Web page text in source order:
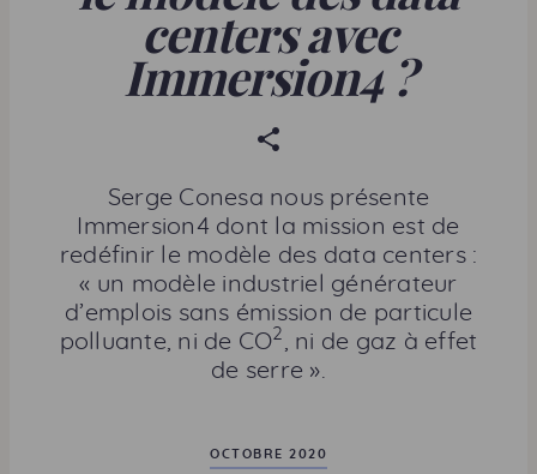
centersavec
Immersion4 ?
r
t
a
g
e
r
c
t
Serge Conesa nous présente
Immersion4 dont la mission est de
redéfinir le modèle des data centers:
« un modèle industriel générateur
d’emplois sans émission de particule
polluante, ni de CO2
, ni de gaz à effet
de serre ».
OCTOBRE 2020